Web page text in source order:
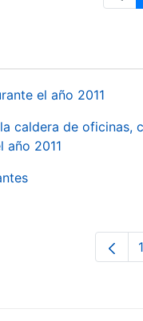
el año 2011
caldera de oficinas,
año 2011
1